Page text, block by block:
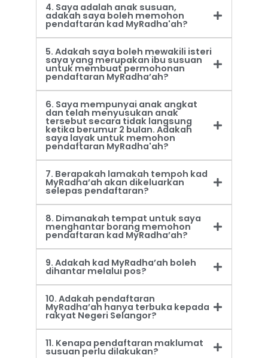
4. Saya adalah anak susuan,
adakah saya boleh memohon
pendaftaran kad MyRadha'ah?
5. Adakah saya boleh mewakili isteri
saya yang merupakan ibu susuan
untuk membuat permohonan
pendaftaran MyRadha’ah?
6. Saya mempunyai anak angkat
dan telah menyusukan anak
tersebut secara tidak langsung
ketika berumur 2 bulan. Adakah
saya layak untuk memohon
pendaftaran MyRadha'ah?
7. Berapakah lamakah tempoh kad
MyRadha’ah akan dikeluarkan
selepas pendaftaran?
8. Dimanakah tempat untuk saya
menghantar borang memohon
pendaftaran kad MyRadha’ah?
9. Adakah kad MyRadha’ah boleh
dihantar melalui pos?
10. Adakah pendaftaran
MyRadha’ah hanya terbuka kepada
rakyat Negeri Selangor?
11. Kenapa pendaftaran maklumat
susuan perlu dilakukan?